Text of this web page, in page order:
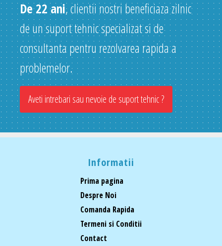
De 22 ani, clientii nostri beneficiaza zilnic
de un suport tehnic specializat si de
consultanta pentru rezolvarea rapida a
problemelor.
Aveti intrebari sau nevoie de suport tehnic ?
Informatii
Prima pagina
Despre Noi
Comanda Rapida
Termeni si Conditii
Contact